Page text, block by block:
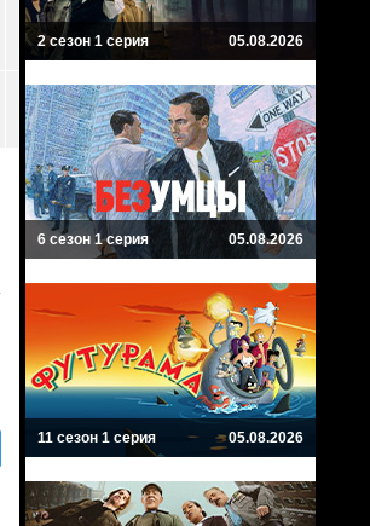
2 сезон 1 серия 05.08.2026
6 сезон 1 серия 05.08.2026
11 сезон 1 серия 05.08.2026